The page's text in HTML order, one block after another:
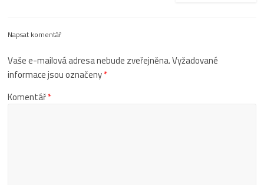
Napsat komentář
Vaše e-mailová adresa nebude zveřejněna.Vyžadované
informace jsou označeny*
Komentář*